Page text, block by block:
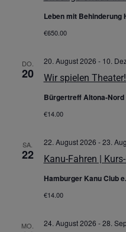
Leben mit Behinderung
€650.00
DO.
20 Wir spielen
20. August 2026 - 10.
Bürgertreff Altona-Nord
€14.00
SA.
22 Kanu-Fahren |
22. August 2026 -23.
Hamburger Kanu Club
€14.00
MO. 24. August 2026 -28.